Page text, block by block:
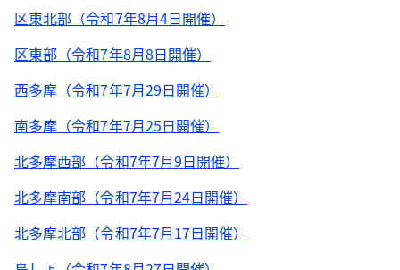
区東北部（令和7年8月4日開催）
区東部（令和7年8月8日開催）
西多摩（令和7年7月29日開催）
南多摩（令和7年7月25日開催）
北多摩西部（令和7年7月9日開催）
北多摩南部（令和7年7月24日開催）
北多摩北部（令和7年7月17日開催）